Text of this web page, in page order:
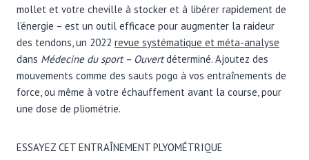
mollet et votre cheville à stocker et à libérer rapidement de
l’énergie – est un outil efficace pour augmenter la raideur
des tendons, un 2022 revue systématique et méta-analyse
dans Médecine du sport – Ouvertdéterminé. Ajoutez des
mouvements comme des sauts pogo à vos entraînements de
force, ou même à votre échauffement avant la course, pour
une dose de pliométrie.
ESSAYEZ CET ENTRAÎNEMENT PLYOMÉTRIQUE